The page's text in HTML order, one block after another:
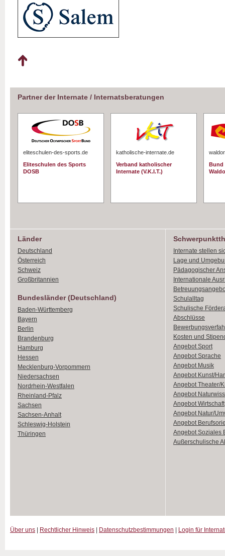
Partner der Internate / Internatsberatungen
eliteschulen-des-sports.de
Eliteschulen des Sports
DOSB
katholische-internate.de
Verband katholischer
Internate (V.K.I.T.)
Bund
Länder
Deutschland
Österreich
Schweiz
Großbritannien
Bundesländer (Deutschland)
Baden-Württemberg
Bayern
Berlin
Brandenburg
Hamburg
Hessen
Mecklenburg-Vorpommern
Niedersachsen
Nordrhein-Westfalen
Rheinland-Pfalz
Sachsen
Sachsen-Anhalt
Schleswig-Holstein
Thüringen
Internate stellen
Lage und
Pädagogischer
Internationale
Schulalltag
Schulische
Abschlüsse
Kosten und
Angebot Sport
Angebot Sprache
Angebot Musik
Angebot Kunst/
Angebot Theater/
Angebot
Angebot Wirtschaft
Angebot Natur/
Angebot
Angebot Soziales
Außerschulische
Über uns Rechtlicher Hinweis Datenschutzbestimmungen Login für